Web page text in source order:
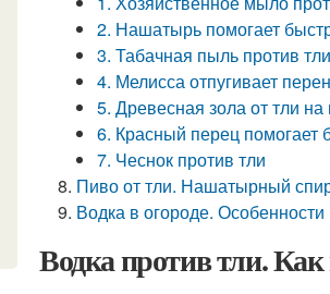
2. Нашатырь помогает
3. Табачная пыль против
4. Мелисса отпугивает
5. Древесная зола от тли на
6. Красный перец помогает
7. Чеснок против тли
Пиво от тли. Нашатырный
Водка в огороде.
Водка против тли. Как